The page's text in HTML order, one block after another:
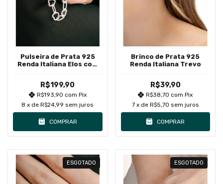
Pulseira de Prata 925
Renda Italiana Elos com
R$199,90
R$193,90 com Pix
8 x deR$24,99 sem juros
COMPRAR
Brinco de Prata 925
Renda Italiana Trevo
R$39,90
R$38,70com Pix
7 x de R$5,70 sem juros
COMPRAR
ESGOTADO ESGOTADO